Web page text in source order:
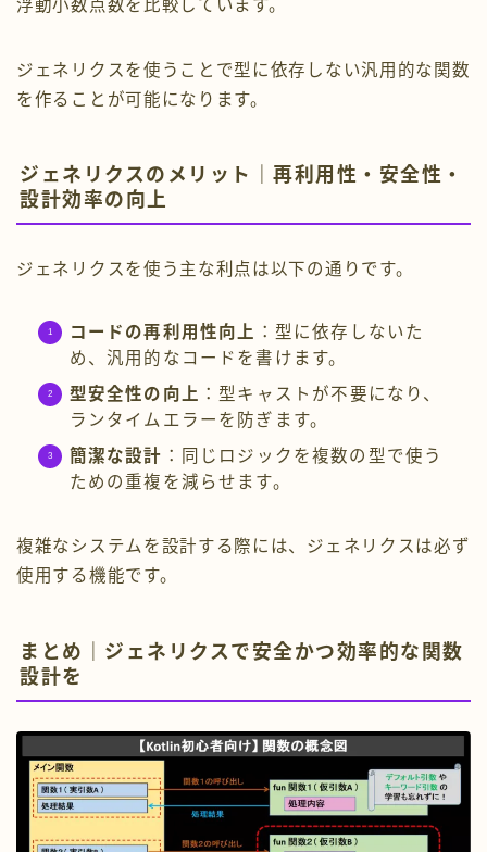
浮動小数点数を比較しています。
ジェネリクスを使うことで型に依存しない汎用的な関数
を作ることが可能になります。
ジェネリクスのメリット｜再利用性・安全性・
設計効率の向上
ジェネリクスを使う主な利点は以下の通りです。
コードの再利用性向上 ：型に依存しないた
め、汎用的なコードを書けます。
型安全性の向上 ：型キャストが不要になり、
ランタイムエラーを防ぎます。
簡潔な設計 ：同じロジックを複数の型で使う
ための重複を減らせます。
複雑なシステムを設計する際には、ジェネリクスは必ず
使用する機能です。
まとめ｜ジェネリクスで安全かつ効率的な関数
設計を